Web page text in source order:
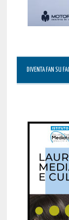
DIVENTA FAN SU